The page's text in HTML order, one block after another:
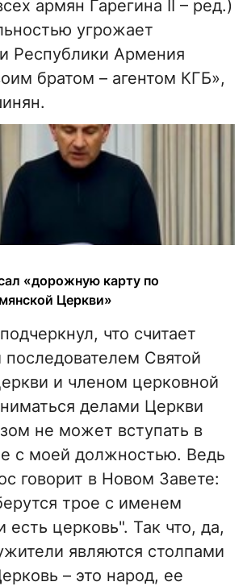
армян Гарегина II – ред.)
угрожает
Республики Армения
братом – агентом КГБ»,
«дорожную карту по
Церкви»
что считает
Святой
и членом церковной
делами Церкви
не может вступать в
с моей должностью. Ведь
говорит в Новом Завете:
трое с именем
есть церковь". Так что, да,
являются столпами
– это народ, ее